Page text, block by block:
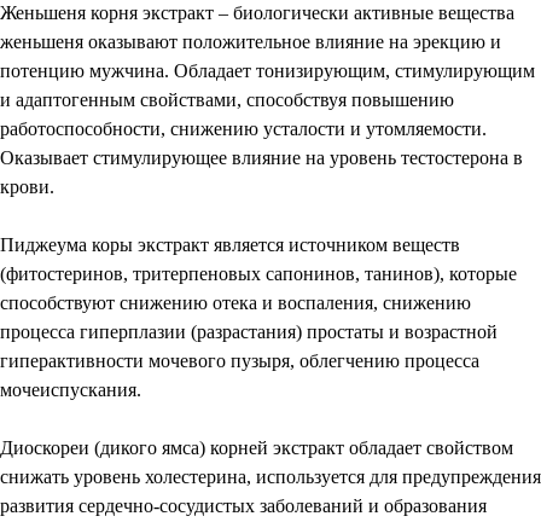
Женьшеня корня экстракт – биологически активные вещества
женьшеня оказывают положительное влияние на эрекцию и
потенцию мужчина. Обладает тонизирующим, стимулирующим
и адаптогенным свойствами, способствуя повышению
работоспособности, снижению усталости и утомляемости.
Оказывает стимулирующее влияние на уровень тестостерона в
крови.
Пиджеума коры экстракт является источником веществ
(фитостеринов, тритерпеновых сапонинов, танинов), которые
способствуют снижению отека и воспаления, снижению
процесса гиперплазии (разрастания) простаты и возрастной
гиперактивности мочевого пузыря, облегчению процесса
мочеиспускания.
Диоскореи (дикого ямса) корней экстракт обладает свойством
снижать уровень холестерина, используется для предупреждения
развития сердечно-сосудистых заболеваний и образования